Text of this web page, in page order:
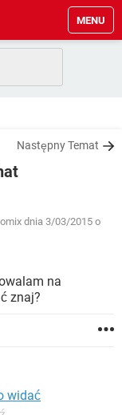
MENU
Następny Temat
dnia 3/03/2015 o
na
znaj?
widać